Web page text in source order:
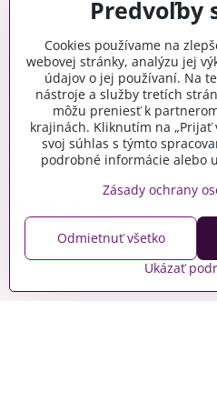
Ponuka pre školy, CVČ, DSS
Doprava a platba
Reklamačný poriadok
Formulár na odstúpenie od zmluvy
Kontakt
Predvoľby
Cookies používame na
webovej stránky, analýzu jej
údajov o jej používaní. Na
nástroje a služby tretích
môžu preniesť k
krajinách. Kliknutím na „Prijať
svoj súhlas s týmto
podrobné informácie alebo
Zásady ochrany
Ukázať
Odmietnuť všetko